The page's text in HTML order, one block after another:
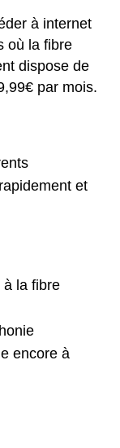
à internet
où la fibre
dispose de
par mois.
et
à la fibre
encore à